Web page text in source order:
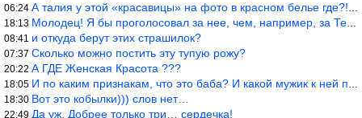
06:24 А талия у этой «красавицы» на фото в красном белье где?!)))
18:13 Молодец! Я бы проголосовал за нее, чем, например, за Терешкову!
08:41 и откуда берут этих страшилок?
07:37 Сколько можно постить эту тупую рожу?
20:22 А ГДЕ Женская Красота ???
18:05 И по каким признакам, что это баба? И какой мужик к ней приблизи
18:30 Вот это кобылки))) слов нет…
22:49 Да уж. Добрее только три… сердечка!